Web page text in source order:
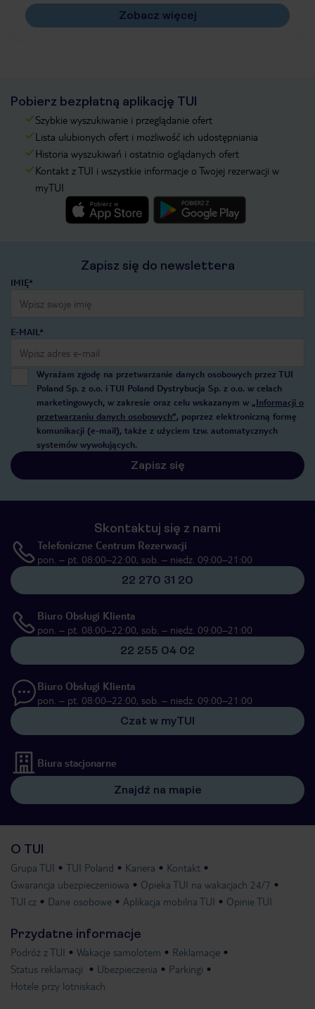
Zobacz więcej
Pobierz bezpłatną aplikację TUI
Szybkie wyszukiwanie i przeglądanie ofert
Lista ulubionych ofert i możliwość ich udostępniania
Historia wyszukiwań i ostatnio oglądanych ofert
Kontakt z TUI i wszystkie informacje o Twojej rezerwacji w
myTUI
Zapisz się do newslettera
IMIĘ*
E-MAIL*
Wyrażam zgodę na przetwarzanie danych osobowych przez TUI
Poland Sp. z o.o. i TUI Poland Dystrybucja Sp. z o.o. w celach
marketingowych, w zakresie oraz celu wskazanym w „Informacji o
przetwarzaniu danych osobowych”, poprzez elektroniczną formę
komunikacji (e-mail), także z użyciem tzw. automatycznych
systemów wywołujących.
Zapisz się
Skontaktuj się z nami
Telefoniczne Centrum Rezerwacji
pon. – pt. 08:00–22:00, sob. – niedz. 09:00–21:00
22 270 31 20
Biuro Obsługi Klienta
pon. – pt. 08:00–22:00, sob. – niedz. 09:00–21:00
22 255 04 02
Biuro Obsługi Klienta
pon. – pt. 08:00–22:00, sob. – niedz. 09:00–21:00
Czat w myTUI
Biura stacjonarne
Znajdź na mapie
O TUI
Grupa TUI TUI Poland Kariera
Kontakt
Gwarancja ubezpieczeniowa
Opieka TUI na wakacjach 24/7
TUI.cz
Dane osobowe Aplikacja mobilna TUI Opinie TUI
Przydatne informacje
Podróż z TUI Wakacje samolotem
Reklamacje
Status reklamacji
Ubezpieczenia
Parkingi
Hotele przy lotniskach